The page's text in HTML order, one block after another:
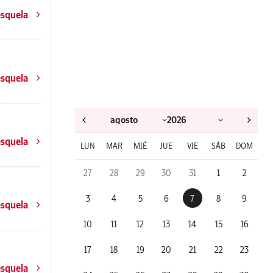
LUN MAR MIÉ JUE VIE SÁB DOM
27 28 29 30 31 1 2
3 4 5 6 7 8 9
10 11 12 13 14 15 16
17 18 19 20 21 22 23